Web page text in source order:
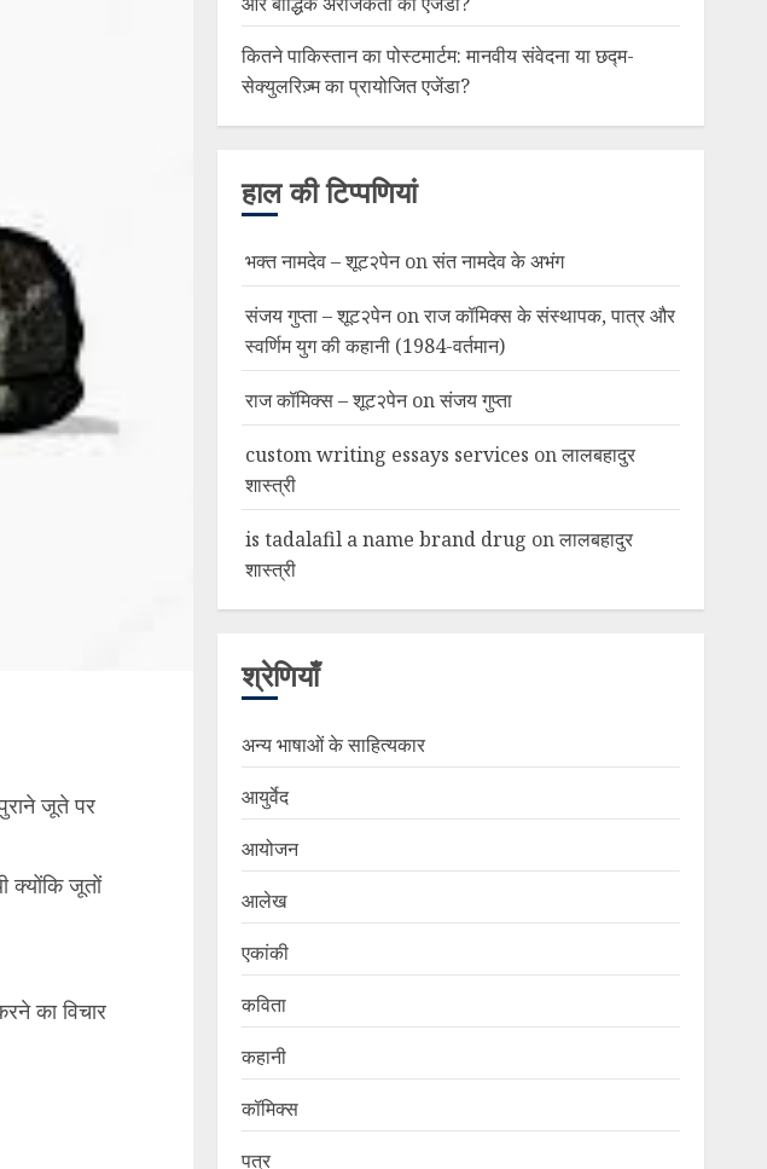
जूते पर
क्योंकि जूतों
का विचार
कितने पाकिस्तान का पोस्टमार्टम: मानवीय संवेदना या छद्म-
सेक्युलरिज़्म का प्रायोजित एजेंडा?
हाल की टिप्पणियां
भक्त नामदेव – शूट२पेनonसंत नामदेव के अभंग
संजय गुप्ता – शूट२पेनonराज कॉमिक्स के संस्थापक, पात्र और
स्वर्णिम युग की कहानी (1984-वर्तमान)
राज कॉमिक्स – शूट२पेनonसंजय गुप्ता
custom writing essays services onलालबहादुर
शास्त्री
is tadalafil a name brand drug onलालबहादुर
शास्त्री
श्रेणियाँ
अन्य भाषाओं के साहित्यकार
आयुर्वेद
आयोजन
आलेख
एकांकी
कविता
कहानी
कॉमिक्स
पत्र